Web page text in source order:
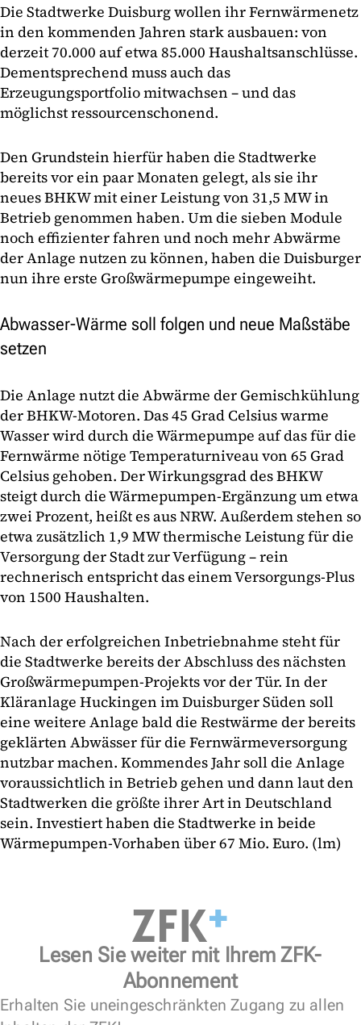
Die Stadtwerke Duisburg wollen ihr Fernwärmenetz
in den kommenden Jahren stark ausbauen: von
derzeit 70.000 auf etwa 85.000 Haushaltsanschlüsse.
Dementsprechend muss auch das
Erzeugungsportfolio mitwachsen – und das
möglichst ressourcenschonend.
Den Grundstein hierfür haben die Stadtwerke
bereits vor ein paar Monaten gelegt, als sie ihr
neues BHKW mit einer Leistung von 31,5 MW in
Betrieb genommen haben. Um die sieben Module
noch effizienter fahren und noch mehr Abwärme
der Anlage nutzen zu können, haben die Duisburger
nun ihre erste Großwärmepumpe eingeweiht.
Abwasser-Wärme soll folgen und neue Maßstäbe
setzen
Die Anlage nutzt die Abwärme der Gemischkühlung
der BHKW-Motoren. Das 45 Grad Celsius warme
Wasser wird durch die Wärmepumpe auf das für die
Fernwärme nötige Temperaturniveau von 65 Grad
Celsius gehoben. Der Wirkungsgrad des BHKW
steigt durch die Wärmepumpen-Ergänzung um etwa
zwei Prozent, heißt es aus NRW. Außerdem stehen so
etwa zusätzlich 1,9 MW thermische Leistung für die
Versorgung der Stadt zur Verfügung – rein
rechnerisch entspricht das einem Versorgungs-Plus
von 1500 Haushalten.
Nach der erfolgreichen Inbetriebnahme steht für
die Stadtwerke bereits der Abschluss des nächsten
Großwärmepumpen-Projekts vor der Tür. In der
Kläranlage Huckingen im Duisburger Süden soll
eine weitere Anlage bald die Restwärme der bereits
geklärten Abwässer für die Fernwärmeversorgung
nutzbar machen. Kommendes Jahr soll die Anlage
voraussichtlich in Betrieb gehen und dann laut den
Stadtwerken die größte ihrer Art in Deutschland
sein. Investiert haben die Stadtwerke in beide
Wärmepumpen-Vorhaben über 67 Mio. Euro. (lm)
Lesen Sie weiter mit Ihrem ZFK-
Abonnement
Erhalten Sie uneingeschränkten Zugang zu allen